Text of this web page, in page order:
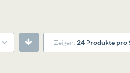
Zeigen: 24 Produkte pro